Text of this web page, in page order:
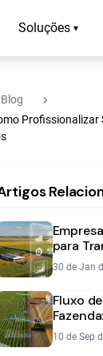
Soluções ▾
Blog navigate_next
Profissionalizar
de
de
2020
min
leitura
para
Fazenda
Negócio
30 de Jan
Fluxo
de Safra
10 de Sep